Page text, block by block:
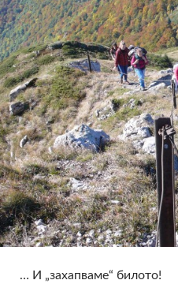
… И „захапваме“ билото!